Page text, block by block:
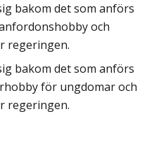
bakom det som anförs
och
regeringen.
bakom det som anförs
för ungdomar och
regeringen.